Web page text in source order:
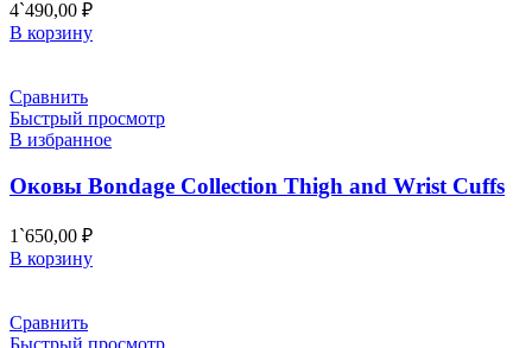
4`490,00 ₽
В корзину
Сравнить
Быстрый просмотр
В избранное
Оковы Bondage Collection Thigh and Wrist Cuffs
1`650,00 ₽
В корзину
Сравнить
Быстрый просмотр